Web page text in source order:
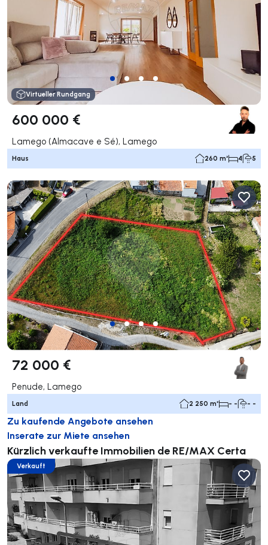
Virtueller Rundgang
600 000 €
Lamego (Almacave e Sé), Lamego
Haus 260 m² 4 5
72 000 €
Penude, Lamego
Land 2 250 m² - - - -
Zu kaufende Angebote ansehen
Inserate zur Miete ansehen
Kürzlich verkaufte Immobilien de RE/MAX Certa
Verkauft